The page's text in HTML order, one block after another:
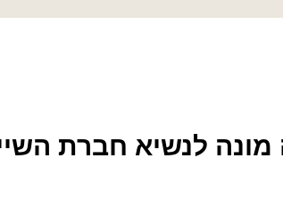
לנשיא חברת השייט